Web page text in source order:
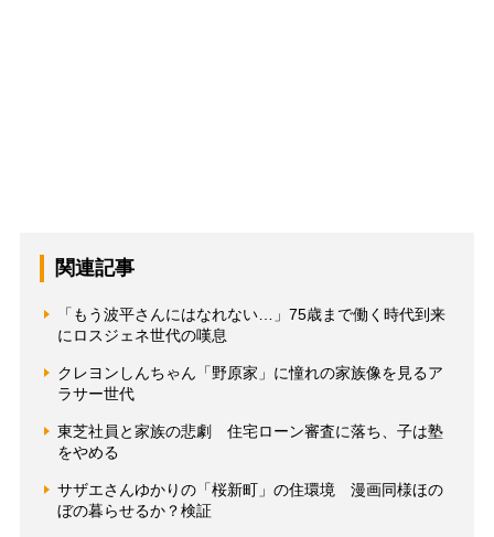
関連記事
「もう波平さんにはなれない…」75歳まで働く時代到来
にロスジェネ世代の嘆息
クレヨンしんちゃん「野原家」に憧れの家族像を見るア
ラサー世代
東芝社員と家族の悲劇 住宅ローン審査に落ち、子は塾
をやめる
サザエさんゆかりの「桜新町」の住環境 漫画同様ほの
ぼの暮らせるか？検証